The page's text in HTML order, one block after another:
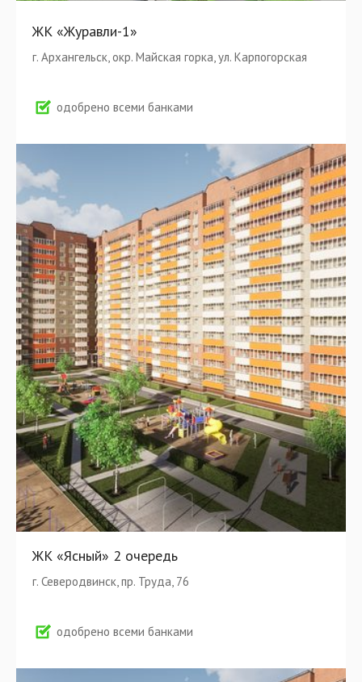
ЖК «Журавли-1»
г. Архангельск, окр. Майская горка, ул. Карпогорская
одобрено всеми банками
ЖК «Ясный» 2 очередь
г. Северодвинск, пр. Труда, 76
одобрено всеми банками